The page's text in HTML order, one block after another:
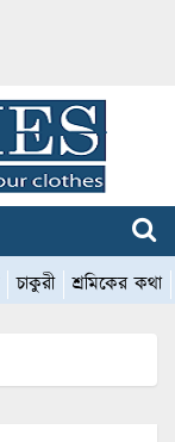
চাকুরী শ্রমিকের কথা